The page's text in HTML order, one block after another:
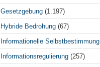
Gesetzgebung (1.197)
Hybride Bedrohung (67)
Informationelle Selbstbestimmung
Informationsregulierung (257)